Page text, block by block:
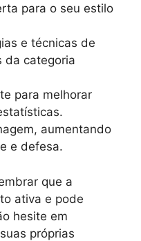
para o seu estilo
e técnicas de
da categoria
para melhorar
aumentando
e defesa.
que a
ativa e pode
hesite em
próprias